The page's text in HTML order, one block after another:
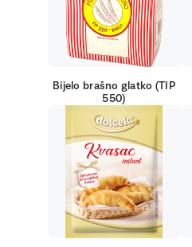
Bijelo brašno glatko (TIP
550)